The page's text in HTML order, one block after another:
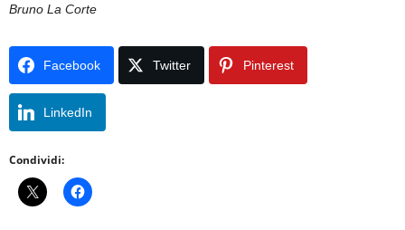
Bruno La Corte
Facebook Twitter Pinterest
LinkedIn
Condividi: